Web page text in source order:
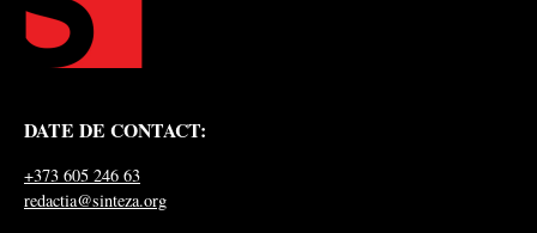
DATE DE CONTACT:
+373 605 246 63
redactia@sinteza.org